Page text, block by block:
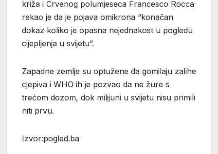
križa i Crvenog polumjeseca Francesco Rocca
rekao je da je pojava omikrona “konačan
dokaz koliko je opasna nejednakost u pogledu
cijepljenja u svijetu”.
Zapadne zemlje su optužene da gomilaju zalihe
cjepiva i WHO ih je pozvao da ne žure s
trećom dozom, dok milijuni u svijetu nisu primili
niti prvu.
Izvor:pogled.ba